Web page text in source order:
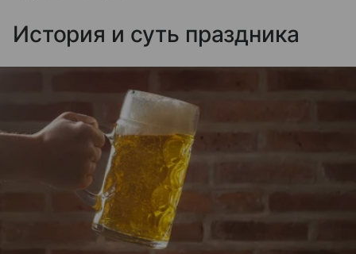
История и суть праздника